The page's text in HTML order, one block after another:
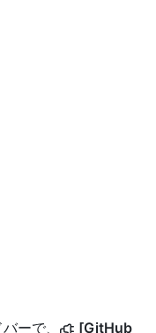
ーで、
[GitHub